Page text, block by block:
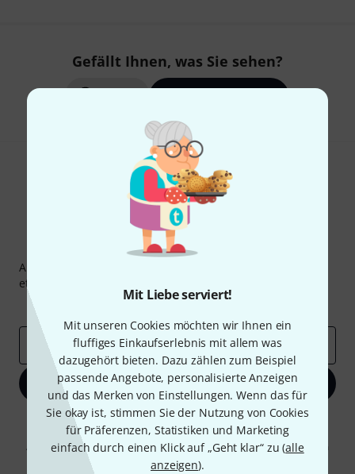
Mit Liebe serviert!
Mit unseren Cookies möchten wir Ihnen ein
fluffiges Einkaufserlebnis mit allem was
dazugehört bieten. Dazu zählen zum Beispiel
passende Angebote, personalisierte Anzeigen
und das Merken von Einstellungen. Wenn das für
Sie okay ist, stimmen Sie der Nutzung von Cookies
für Präferenzen, Statistiken und Marketing
einfach durch einen Klick auf „Geht klar“ zu (alle
anzeigen).
Gefällt Ihnen, was Sie sehen?
Teilen
Thomann Newsletter
Abonniere den Thomann Newsletter und gewinne mit
etwas Glück einen von
E-Mail-Adresse*
Jetzt anmelden
Mit Klick auf „Jetzt anmelden“ stimmen Sie dem Erhalt von E-Mail-
Werbung und einer Messung des E-Mail-Nutzungsverhaltens zu. Die
Abmeldung ist jederzeit möglich. Weitere Informationen finden Sie in
Datenschutzhinweisen